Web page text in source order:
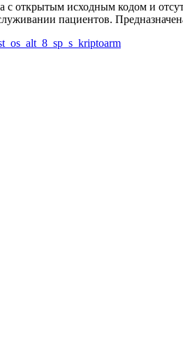
открытым исходным кодом и
пациентов.